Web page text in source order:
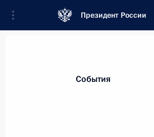
Президент России
Новости
События